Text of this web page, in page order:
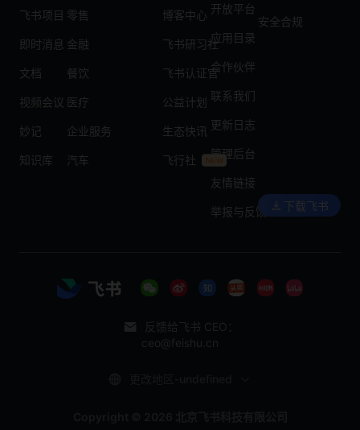
飞书项目
即时消息
文档
视频会议
妙记
知识库
零售
金融
餐饮
医疗
企业服务
汽车
博客中心
飞书研习社
飞书认证官
公益计划
生态快讯
飞行社
开放平台
应用目录
合作伙伴
联系我们
更新日志
管理后台
友情链接
举报与反馈
安全合规
下载飞书
反馈给飞书 CEO：
ceo@feishu.cn